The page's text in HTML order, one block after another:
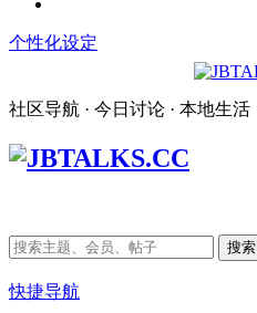
个性化设定
社区导航 · 今日讨论 · 本地生活
搜索
快捷导航